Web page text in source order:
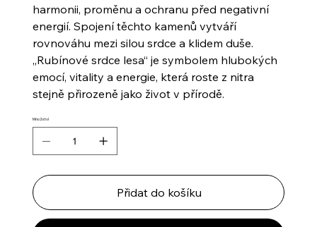
harmonii, proměnu a ochranu před negativní
energií. Spojení těchto kamenů vytváří
rovnováhu mezi silou srdce a klidem duše.
„Rubínové srdce lesa“ je symbolem hlubokých
emocí, vitality a energie, která roste z nitra
stejně přirozeně jako život v přírodě.
Množství
Přidat do košíku